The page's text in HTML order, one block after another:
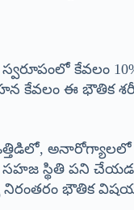
కేవలం
కేవలం ఈ
అనారోగ్యాలలో
పని చేయడం
భౌతిక